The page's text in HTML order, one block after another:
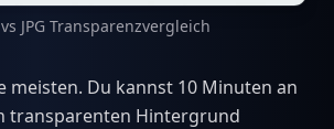
vs JPG Transparenzvergleich
meisten. Du kannst 10 Minuten an
transparenten Hintergrund